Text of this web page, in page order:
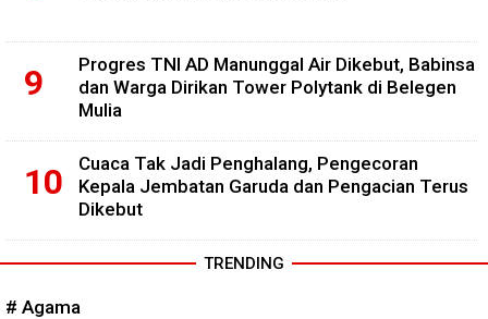
Progres TNI AD Manunggal Air Dikebut, Babinsa
dan Warga Dirikan Tower Polytank di Belegen
Mulia
Cuaca Tak Jadi Penghalang, Pengecoran
Kepala Jembatan Garuda dan Pengacian Terus
Dikebut
TRENDING
# Agama